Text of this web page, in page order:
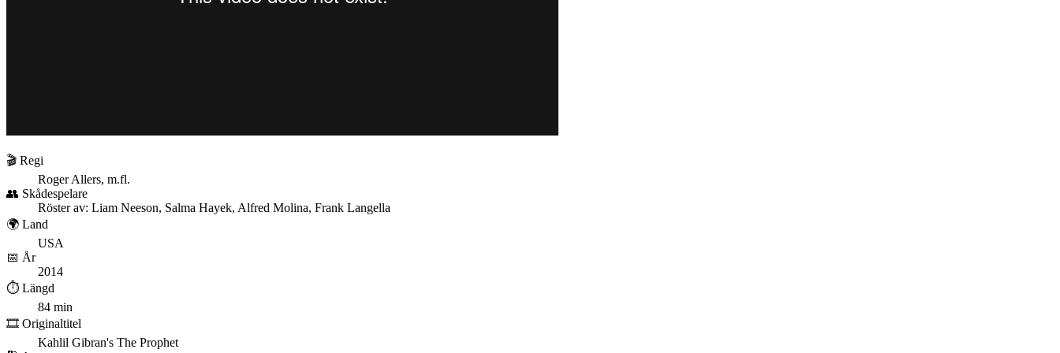
🎬 Regi
Roger Allers, m.fl.
👥 Skådespelare
Röster av: Liam Neeson, Salma Hayek, Alfred Molina, Frank Langella
🌍 Land
USA
📅 År
2014
⏱️ Längd
84 min
🎞️ Originaltitel
Kahlil Gibran's The Prophet